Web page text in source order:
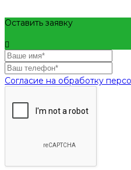
Оставить заявку
Согласие на обработку